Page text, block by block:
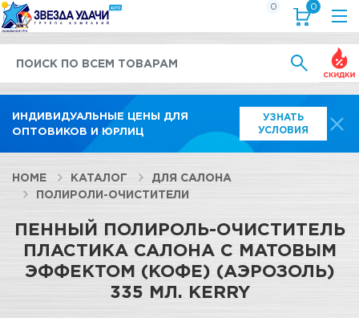
ИНДИВИДУАЛЬНЫЕ ЦЕНЫ ДЛЯ
ОПТОВИКОВ И ЮРЛИЦ
УЗНАТЬ
УСЛОВИЯ
0 0
HOME КАТАЛОГ
ДЛЯ САЛОНА
ПОЛИРОЛИ-ОЧИСТИТЕЛИ
ПЕННЫЙ ПОЛИРОЛЬ-ОЧИСТИТЕЛЬ
ПЛАСТИКА САЛОНА С МАТОВЫМ
ЭФФЕКТОМ (КОФЕ) (АЭРОЗОЛЬ)
335 МЛ. KERRY